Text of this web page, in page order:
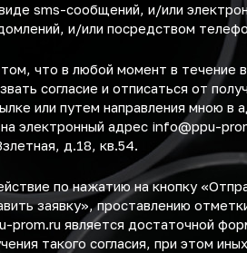
sms-сообщений, и/или
и/или посредством
что в любой момент в течение
согласие и отписаться от
или путем направления мною в
электронный адрес info@ppu-
д.18, кв.54.
по нажатию на кнопку
заявку», проставлению
prom.ru является достаточной
такого согласия, при этом